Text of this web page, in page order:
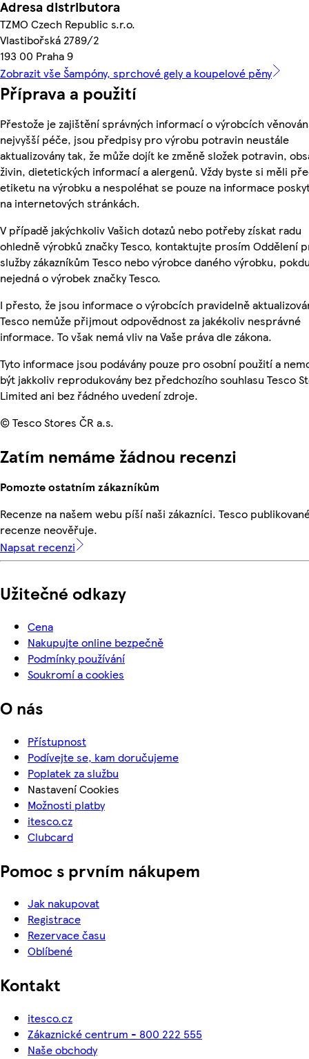
Adresa distributora
TZMO Czech Republic s.r.o.
Vlastibořská 2789/2
193 00 Praha 9
Zobrazit vše Šampóny, sprchové gely a koupelové pěny
Příprava a použití
Přestože je zajištění správných informací o výrobcích
nejvyšší péče, jsou předpisy pro výrobu potravin neustále
aktualizovány tak, že může dojít ke změně složek potravin,
živin, dietetických informací a alergenů. Vždy byste si měli
etiketu na výrobku a nespoléhat se pouze na informace
na internetových stránkách.
V případě jakýchkoliv Vašich dotazů nebo potřeby získat radu
ohledně výrobků značky Tesco, kontaktujte prosím Oddělení
služby zákazníkům Tesco nebo výrobce daného výrobku,
nejedná o výrobek značky Tesco.
I přesto, že jsou informace o výrobcích pravidelně
Tesco nemůže přijmout odpovědnost za jakékoliv nesprávné
informace. To však nemá vliv na Vaše práva dle zákona.
Tyto informace jsou podávány pouze pro osobní použití a
být jakkoliv reprodukovány bez předchozího souhlasu Tesco
Limited ani bez řádného uvedení zdroje.
© Tesco Stores ČR a.s.
Zatím nemáme žádnou recenzi
Pomozte ostatním zákazníkům
Recenze na našem webu píší naši zákazníci. Tesco
recenze neověřuje.
Napsat recenzi
Užitečné odkazy
Cena
Nakupujte online bezpečně
Podmínky používání
Soukromí a cookies
O nás
Přístupnost
Podívejte se, kam doručujeme
Poplatek za službu
Nastavení Cookies
Možnosti platby
itesco.cz
Clubcard
Pomoc s prvním nákupem
Jak nakupovat
Registrace
Rezervace času
Oblíbené
Kontakt
itesco.cz
Zákaznické centrum - 800 222 555
Naše obchody